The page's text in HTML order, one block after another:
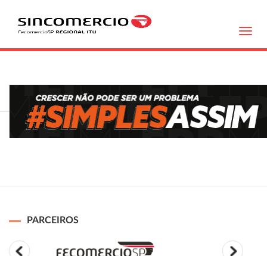
PARCEIROS